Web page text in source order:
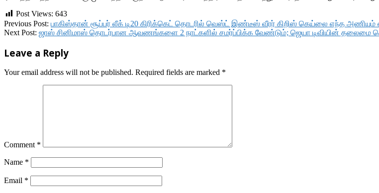
Post Views: 643
2017-
11-
Previous Post: பாகிஸ்தான் சூப்பர் லீக் டி20 கிரிக்கெட் தொடரில் வெஸ்ட் இண்டீஸ் வீரர் கிறிஸ் கெய்லை எந்த அணியும்
Next Post: ஜாஸ் சினிமாஸ் தொடர்பான ஆவணங்களை 2 நாட்களில் சமர்ப்பிக்க வேண்டும்; ஜெயா டிவியின் தலைமை
Leave a Reply
Your email address will not be published. Required fields are marked *
Comment *
Name *
Email *